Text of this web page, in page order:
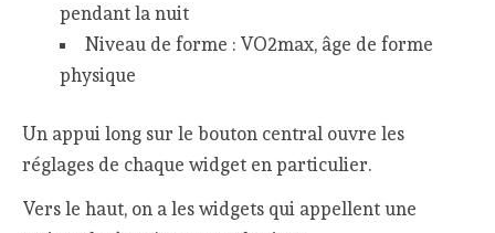
pendant la nuit
Niveau de forme : VO2max, âge de forme
physique
Un appui long sur le bouton central ouvre les
réglages de chaque widget en particulier.
Vers le haut, on a les widgets qui appellent une